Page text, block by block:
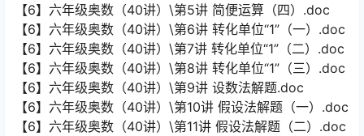
【6】六年级奥数（40讲）\第5讲 简便运算（四）.doc
【6】六年级奥数（40讲）\第6讲 转化单位“1”（一）.doc
【6】六年级奥数（40讲）\第7讲 转化单位“1”（二）.doc
【6】六年级奥数（40讲）\第8讲 转化单位“1”（三）.doc
【6】六年级奥数（40讲）\第9讲 设数法解题.doc
【6】六年级奥数（40讲）\第10讲 假设法解题（一）.doc
【6】六年级奥数（40讲）\第11讲 假设法解题（二）.doc